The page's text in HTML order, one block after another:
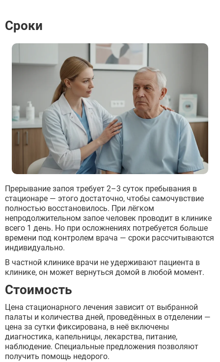
Сроки
Прерывание запоя требует 2–3 суток пребывания в
стационаре — этого достаточно, чтобы самочувствие
полностью восстановилось. При лёгком
непродолжительном запое человек проводит в клинике
всего 1 день. Но при осложнениях потребуется больше
времени под контролем врача — сроки рассчитываются
индивидуально.
В частной клинике врачи не удерживают пациента в
клинике, он может вернуться домой в любой момент.
Стоимость
Цена стационарного лечения зависит от выбранной
палаты и количества дней, проведённых в отделении —
цена за сутки фиксирована, в неё включены
диагностика, капельницы, лекарства, питание,
наблюдение. Специальные предложения позволяют
получить помощь недорого.